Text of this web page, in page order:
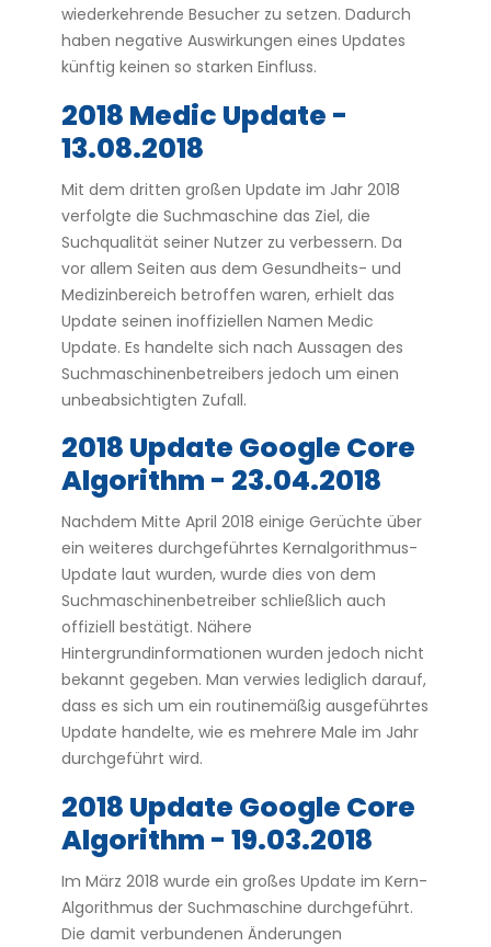
wiederkehrende Besucher zu setzen. Dadurch
haben negative Auswirkungen eines Updates
künftig keinen so starken Einfluss.
2018 Medic Update -
13.08.2018
Mit dem dritten großen Update im Jahr 2018
verfolgte die Suchmaschine das Ziel, die
Suchqualität seiner Nutzer zu verbessern. Da
vor allem Seiten aus dem Gesundheits- und
Medizinbereich betroffen waren, erhielt das
Update seinen inoffiziellen Namen Medic
Update. Es handelte sich nach Aussagen des
Suchmaschinenbetreibers jedoch um einen
unbeabsichtigten Zufall.
2018 Update Google Core
Algorithm - 23.04.2018
Nachdem Mitte April 2018 einige Gerüchte über
ein weiteres durchgeführtes Kernalgorithmus-
Update laut wurden, wurde dies von dem
Suchmaschinenbetreiber schließlich auch
offiziell bestätigt. Nähere
Hintergrundinformationen wurden jedoch nicht
bekannt gegeben. Man verwies lediglich darauf,
dass es sich um ein routinemäßig ausgeführtes
Update handelte, wie es mehrere Male im Jahr
durchgeführt wird.
2018 Update Google Core
Algorithm - 19.03.2018
Im März 2018 wurde ein großes Update im Kern-
Algorithmus der Suchmaschine durchgeführt.
Die damit verbundenen Änderungen